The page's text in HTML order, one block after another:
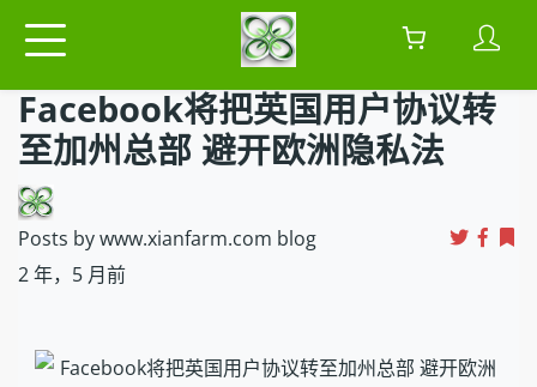
Facebook将把英国用户协议转
至加州总部 避开欧洲隐私法
Posts by www.xianfarm.com blog
2 年，5 月前